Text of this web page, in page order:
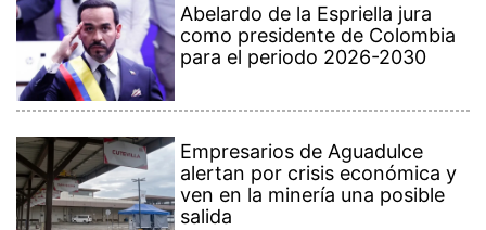
Abelardo de la Espriella jura
como presidente de Colombia
para el periodo 2026-2030
Empresarios de Aguadulce
alertan por crisis económica y
ven en la minería una posible
salida